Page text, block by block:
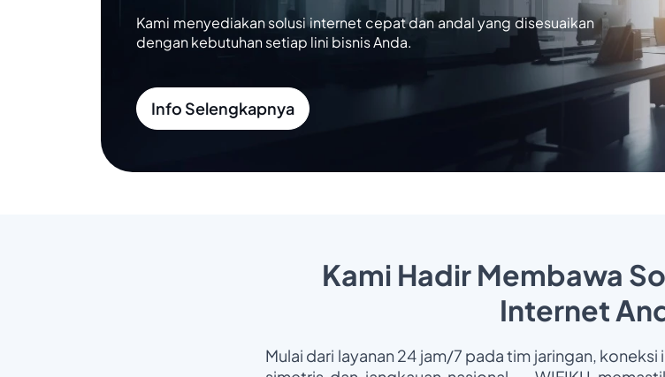
Kami menyediakan solusi internet cepat dan andal yang disesuaikan
dengan kebutuhan setiap lini bisnis Anda.
Info Selengkapnya
Kami Hadir Membawa
Internet
Mulai dari layanan 24 jam/7 pada tim jaringan,